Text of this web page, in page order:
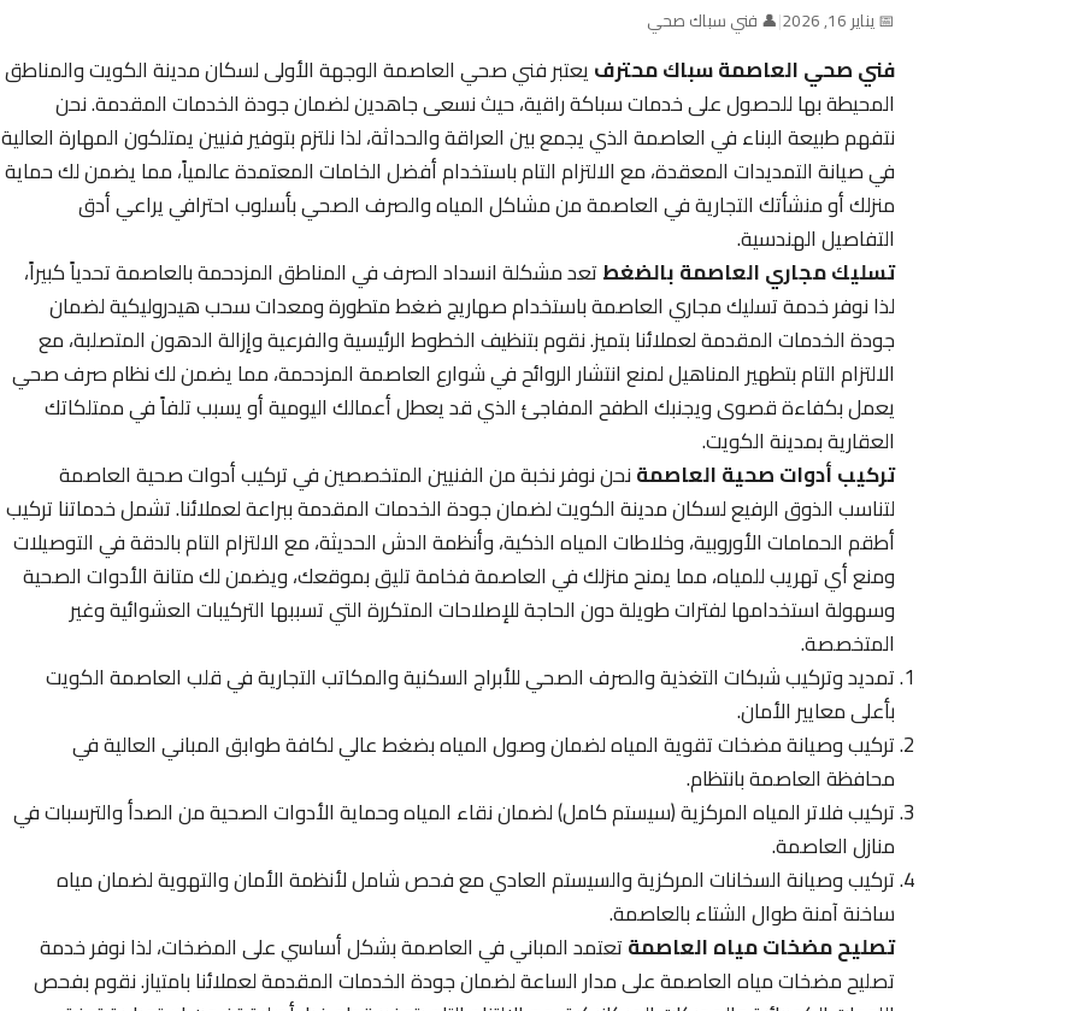
📅 يناير 16, 2026 |👤 فني سباك صحي
فني صحي العاصمة سباك محترفيعتبر فني صحي العاصمة الوجهة الأولى لسكان مدينة الكويت والمناطق
المحيطة بها للحصول على خدمات سباكة راقية، حيث نسعى جاهدين لضمان جودة الخدمات المقدمة. نحن
نتفهم طبيعة البناء في العاصمة الذي يجمع بين العراقة والحداثة، لذا نلتزم بتوفير فنيين يمتلكون المهارة العالية
في صيانة التمديدات المعقدة، مع الالتزام التام باستخدام أفضل الخامات المعتمدة عالمياً، مما يضمن لك حماية
منزلك أو منشأتك التجارية في العاصمة من مشاكل المياه والصرف الصحي بأسلوب احترافي يراعي أدق
التفاصيل الهندسية.
تسليك مجاري العاصمة بالضغطتعد مشكلة انسداد الصرف في المناطق المزدحمة بالعاصمة تحدياً كبيراً،
لذا نوفر خدمة تسليك مجاري العاصمة باستخدام صهاريج ضغط متطورة ومعدات سحب هيدروليكية لضمان
جودة الخدمات المقدمة لعملائنا بتميز. نقوم بتنظيف الخطوط الرئيسية والفرعية وإزالة الدهون المتصلبة، مع
الالتزام التام بتطهير المناهيل لمنع انتشار الروائح في شوارع العاصمة المزدحمة، مما يضمن لك نظام صرف صحي
يعمل بكفاءة قصوى ويجنبك الطفح المفاجئ الذي قد يعطل أعمالك اليومية أو يسبب تلفاً في ممتلكاتك
العقارية بمدينة الكويت.
تركيب أدوات صحية العاصمةنحن نوفر نخبة من الفنيين المتخصصين في تركيب أدوات صحية العاصمة
لتناسب الذوق الرفيع لسكان مدينة الكويت لضمان جودة الخدمات المقدمة ببراعة لعملائنا. تشمل خدماتنا تركيب
أطقم الحمامات الأوروبية، وخلاطات المياه الذكية، وأنظمة الدش الحديثة، مع الالتزام التام بالدقة في التوصيلات
ومنع أي تهريب للمياه، مما يمنح منزلك في العاصمة فخامة تليق بموقعك، ويضمن لك متانة الأدوات الصحية
وسهولة استخدامها لفترات طويلة دون الحاجة للإصلاحات المتكررة التي تسببها التركيبات العشوائية وغير
المتخصصة.
تمديد وتركيب شبكات التغذية والصرف الصحي للأبراج السكنية والمكاتب التجارية في قلب العاصمة الكويت
بأعلى معايير الأمان.
تركيب وصيانة مضخات تقوية المياه لضمان وصول المياه بضغط عالي لكافة طوابق المباني العالية في
محافظة العاصمة بانتظام.
تركيب فلاتر المياه المركزية (سيستم كامل) لضمان نقاء المياه وحماية الأدوات الصحية من الصدأ والترسبات في
منازل العاصمة.
تركيب وصيانة السخانات المركزية والسيستم العادي مع فحص شامل لأنظمة الأمان والتهوية لضمان مياه
ساخنة آمنة طوال الشتاء بالعاصمة.
تصليح مضخات مياه العاصمةتعتمد المباني في العاصمة بشكل أساسي على المضخات، لذا نوفر خدمة
تصليح مضخات مياه العاصمة على مدار الساعة لضمان جودة الخدمات المقدمة لعملائنا بامتياز. نقوم بفحص